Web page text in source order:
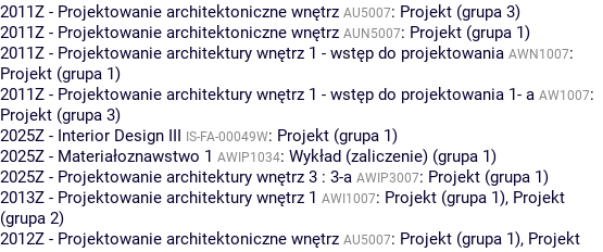
2011Z - Projektowanie architektoniczne wnętrz AU5007: Projekt (grupa 3)
2011Z - Projektowanie architektoniczne wnętrz AUN5007: Projekt (grupa 1)
2011Z - Projektowanie architektury wnętrz 1 - wstęp do projektowania AWN1007:
Projekt (grupa 1)
2011Z - Projektowanie architektury wnętrz 1 - wstęp do projektowania 1- a AW1007:
Projekt (grupa 3)
2025Z - Interior Design III IS-FA-00049W: Projekt (grupa 1)
2025Z - Materiałoznawstwo 1 AWIP1034: Wykład (zaliczenie) (grupa 1)
2025Z - Projektowanie architektury wnętrz 3 : 3-a AWIP3007: Projekt (grupa 1)
2013Z - Projektowanie architektury wnętrz 1 AWI1007: Projekt (grupa 1), Projekt
(grupa 2)
2012Z - Projektowanie architektoniczne wnętrz AU5007: Projekt (grupa 1), Projekt